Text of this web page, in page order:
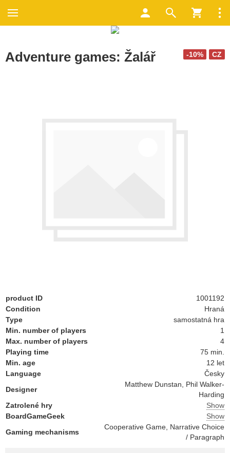
CZ
-10%
Adventure games: Žalář
product ID
1001192
Condition
Hraná
Type
samostatná hra
Min. number of players
1
Max. number of players
4
Playing time
75 min.
Min. age
12 let
Language
Česky
Designer
Matthew Dunstan, Phil Walker-
Harding
Zatrolené hry
Show
BoardGameGeek
Show
Gaming mechanisms
Cooperative Game, Narrative Choice
/ Paragraph